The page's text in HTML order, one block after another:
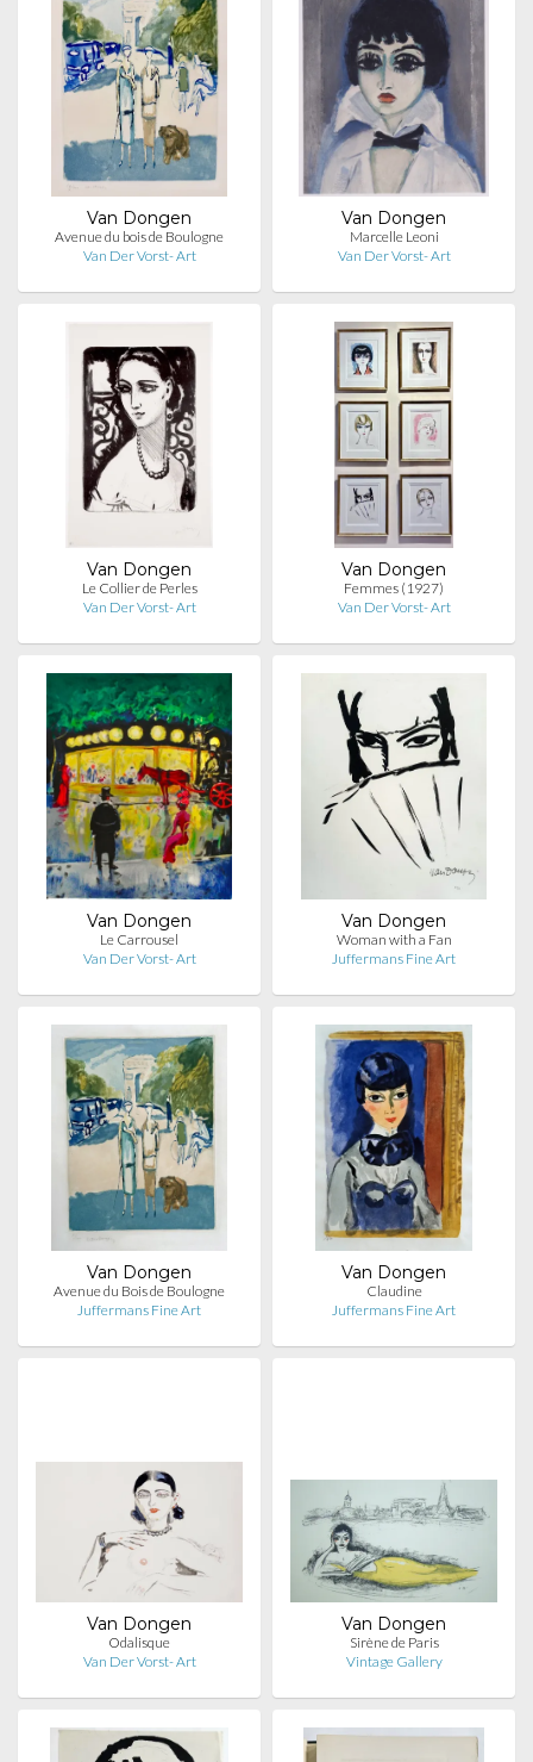
Van Dongen
Avenue du bois de Boulogne
Van Der Vorst- Art
Van Dongen
Marcelle Leoni
Van Der Vorst- Art
Van Dongen
Le Collier de Perles
Van Der Vorst- Art
Van Dongen
Femmes (1927)
Van Der Vorst- Art
Van Dongen
Le Carrousel
Van Der Vorst- Art
Van Dongen
Woman with a Fan
Juffermans Fine Art
Van Dongen
Avenue du Bois de Boulogne
Juffermans Fine Art
Van Dongen
Claudine
Juffermans Fine Art
Van Dongen
Odalisque
Van Der Vorst- Art
Van Dongen
Sirène de Paris
Vintage Gallery